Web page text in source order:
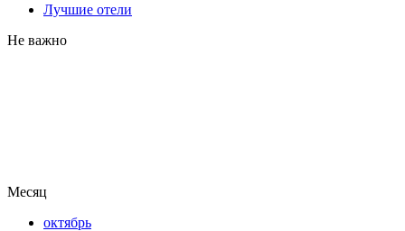
Лучшие отели
Не важно
Месяц
октябрь